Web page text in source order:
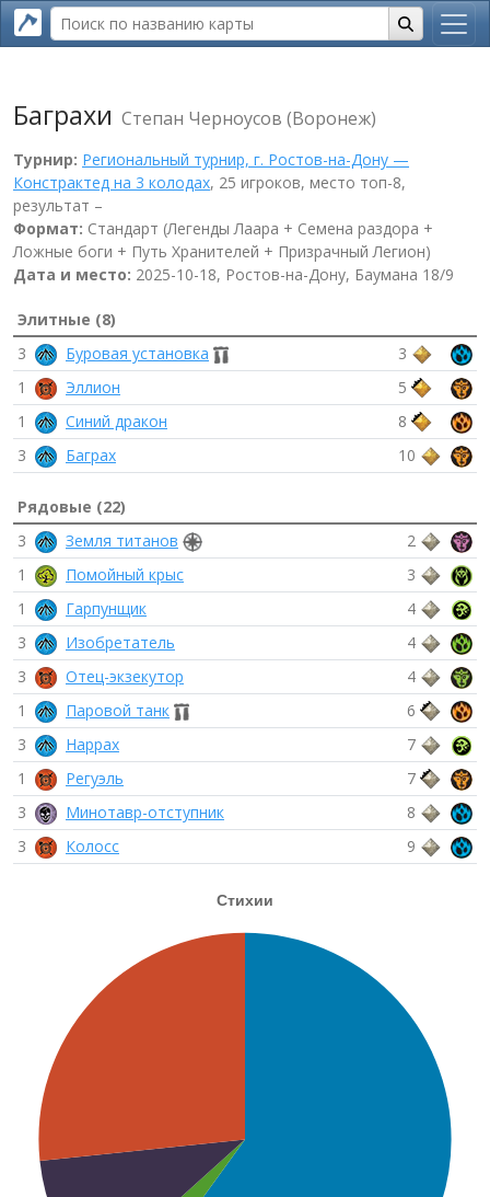
Баграхи Степан Черноусов (Воронеж)
Турнир: Региональный турнир, г. Ростов-на-Дону —
Констрактед на 3 колодах, 25 игроков, место топ-8,
результат –
Формат: Стандарт (Легенды Лаара + Семена раздора +
Ложные боги + Путь Хранителей + Призрачный Легион)
Дата и место: 2025-10-18, Ростов-на-Дону, Баумана 18/9
Элитные (8)
3
Буровая установка
3
1
Эллион
5
1
Синий дракон
8
3
Баграх 10
Рядовые (22)
3
Земля титанов
2
1
Помойный крыс
3
1
Гарпунщик
4
3
Изобретатель
4
3
Отец-экзекутор
4
1
Паровой танк
6
3
Наррах
7
1
Регуэль
7
3
Минотавр-отступник
8
3
Колосс 9